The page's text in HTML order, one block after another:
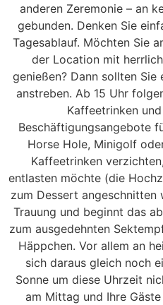
anderen Zeremonie – an
gebunden. Denken Sie
Tagesablauf. Möchten Sie
der Location mit
genießen? Dann sollten Sie
anstreben. Ab 15 Uhr
Kaffeetrinken
Beschäftigungsangebote
Horse Hole, Minigolf
Kaffeetrinken
entlasten möchte (die
zum Dessert angeschnitten
Trauung und beginnt das
zum ausgedehnten
Häppchen. Vor allem an
sich daraus gleich noch
Sonne um diese Uhrzeit
am Mittag und Ihre